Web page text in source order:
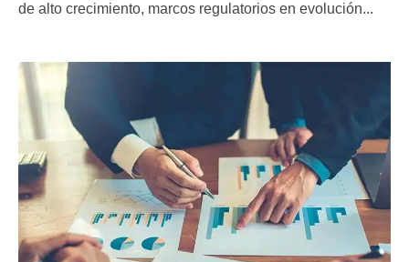
de alto crecimiento, marcos regulatorios en evolución...